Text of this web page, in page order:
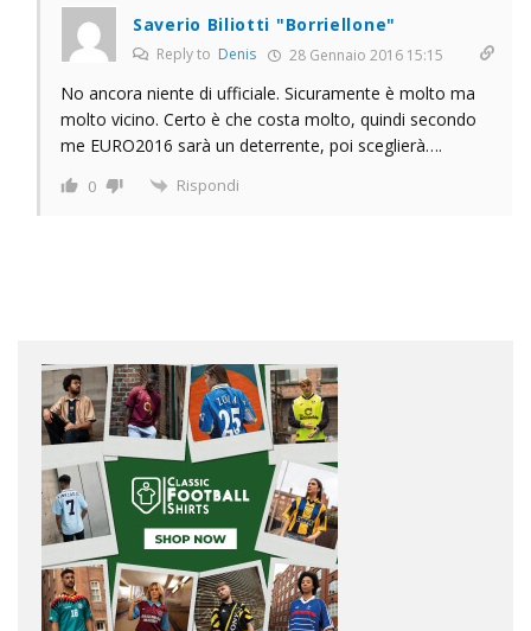
Saverio Biliotti "Borriellone"
Reply to Denis 28 Gennaio 2016 15:15
No ancora niente di ufficiale. Sicuramente è molto ma
molto vicino. Certo è che costa molto, quindi secondo
me EURO2016 sarà un deterrente, poi sceglierà….
0 Rispondi